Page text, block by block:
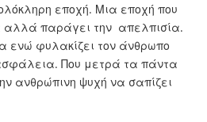
εποχή. Μια εποχή που
αλλά παράγει την απελπισία.
ενώ φυλακίζει τον άνθρωπο
Που μετρά τα πάντα
ανθρώπινη ψυχή να σαπίζει